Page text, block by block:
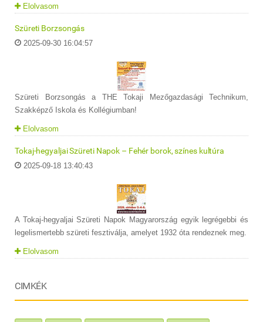
Elolvasom
Szüreti Borzsongás
2025-09-30 16:04:57
Szüreti Borzsongás a THE Tokaji Mezőgazdasági Technikum,
Szakképző Iskola és Kollégiumban!
Elolvasom
Tokaj-hegyaljai Szüreti Napok – Fehér borok, színes kultúra
2025-09-18 13:40:43
A Tokaj-hegyaljai Szüreti Napok Magyarország egyik legrégebbi és
legelismertebb szüreti fesztiválja, amelyet 1932 óta rendeznek meg.
Elolvasom
CIMKÉK